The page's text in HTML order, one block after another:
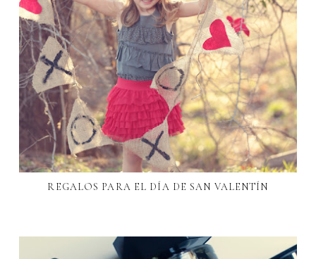
REGALOS PARA EL DÍA DE SAN VALENTÍN